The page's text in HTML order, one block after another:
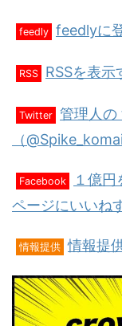
feedly feedlyに
RSS RSSを表示
Twitter 管理人
（
Facebook
１億
ページにいいね
情報提供 情報提